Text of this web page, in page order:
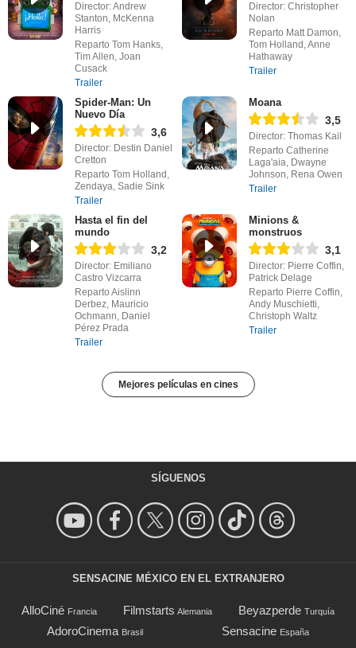
Director: Andrew
Stanton, McKenna
Harris
Reparto Tom Hanks,
Tim Allen, Joan
Cusack
Trailer
Director: Christopher
Nolan
Reparto Matt Damon,
Tom Holland, Anne
Hathaway
Trailer
Spider-Man: Un
Nuevo Día
3,6
Director: Destin Daniel
Cretton
Reparto Tom Holland,
Zendaya, Sadie Sink
Trailer
Moana
3,5
Director: Thomas Kail
Reparto Catherine
Laga'aia, Dwayne
Johnson, Rena Owen
Trailer
Hasta el fin del
mundo
3,2
Director: Emiliano
Castro Vizcarra
Reparto Aislinn
Derbez, Mauricio
Ochmann, Daniel
Pérez Prada
Trailer
Minions &
monstruos
3,1
Director: Pierre Coffin,
Patrick Delage
Reparto Pierre Coffin,
Andy Muschietti,
Christoph Waltz
Trailer
Mejores películas en cines
SÍGUENOS
SENSACINE MÉXICO EN EL EXTRANJERO
AlloCiné Francia Filmstarts Alemania Beyazperde Turquía
AdoroCinema Brasil Sensacine España